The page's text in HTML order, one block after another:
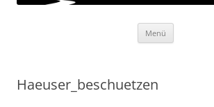
Menü
Haeuser_beschuetzen